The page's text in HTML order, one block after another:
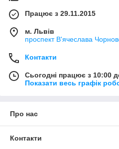
Працює з 29.11.2015
м. Львів
проспект В'ячеслава
Контакти
Сьогодні працює з 10:00
Показати весь графік
Про нас
Контакти